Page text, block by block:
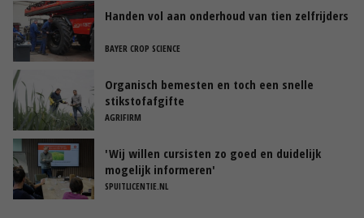
Handen vol aan onderhoud van tien zelfrijders
BAYER CROP SCIENCE
Organisch bemesten en toch een snelle
stikstofafgifte
AGRIFIRM
'Wij willen cursisten zo goed en duidelijk
mogelijk informeren'
SPUITLICENTIE.NL